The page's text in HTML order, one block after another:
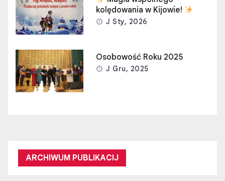
kolędowania w Kijowie!
J Sty, 2026
Osobowość Roku 2025
J Gru, 2025
ARCHIWUM PUBLIKACIJ